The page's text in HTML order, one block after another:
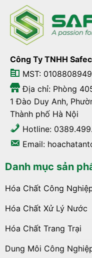
Công Ty TNHH
MST: 0108808949
Địa chỉ: Phòng
1 Đào Duy Anh,
Thành phố Hà Nội
Hotline:
Email:
Danh mục sản
Hóa Chất Công
Hóa Chất Xử Lý Nước
Hóa Chất Trang Trại
Dung Môi Công